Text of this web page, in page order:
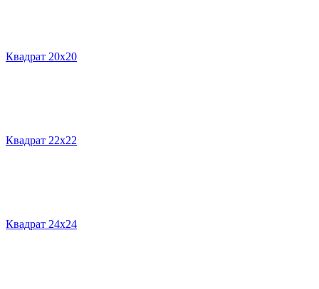
Квадрат 20х20
Квадрат 22х22
Квадрат 24х24